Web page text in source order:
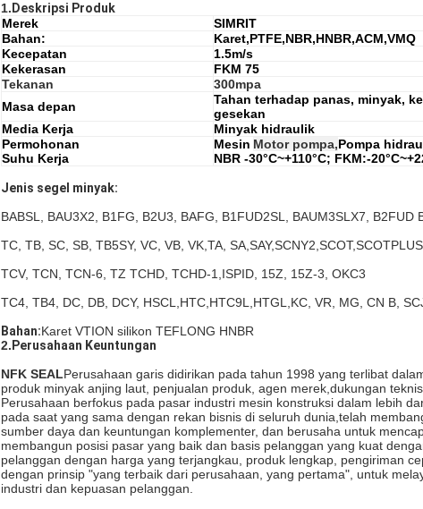
1. Deskripsi Produk
Merek
SIMRIT
Bahan:
Karet,PTFE,NBR,HNBR,ACM,VMQ
Kecepatan
1.5m/s
Kekerasan
FKM 75
Tekanan
300mpa
Masa depan
Tahan terhadap panas, minyak,
gesekan
Media Kerja
Minyak hidraulik
Permohonan
Suhu Kerja
Mesin Motor pompa,Pompa
NBR -30°C~+110°C; FKM:-
Jenis segel minyak:
BABSL, BAU3X2, B1FG, B2U3, BAFG, B1FUD2SL, BAUM3SLX7, B2FUD
TC, TB, SC, SB, TB5SY, VC, VB, VK,TA, SA,SAY,SCNY2,SCOT,SCOTPLUS
TCV, TCN, TCN-6, TZ TCHD, TCHD-1,ISPID, 15Z, 15Z-3, OKC3
TC4, TB4, DC, DB, DCY, HSCL,HTC,HTC9L,HTGL,KC, VR, MG, CN B,
Bahan:Karet VTION silikon TEFLONG HNBR
2. Perusahaan Keuntungan
NFK SEALPerusahaan garis didirikan pada tahun 1998 yang terlibat
produk minyak anjing laut, penjualan produk, agen merek,dukungan
Perusahaan berfokus pada pasar industri mesin konstruksi dalam lebih
pada saat yang sama dengan rekan bisnis di seluruh dunia,telah
sumber daya dan keuntungan komplementer, dan berusaha untuk
membangun posisi pasar yang baik dan basis pelanggan yang kuat
pelanggan dengan harga yang terjangkau, produk lengkap, pengiriman
dengan prinsip "yang terbaik dari perusahaan, yang pertama", untuk
industri dan kepuasan pelanggan.